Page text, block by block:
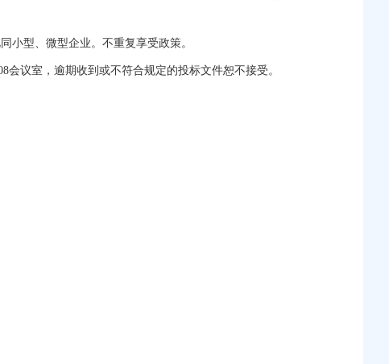
小型、微型企业。不重复享受政策。
议室，逾期收到或不符合规定的投标文件恕不接受。